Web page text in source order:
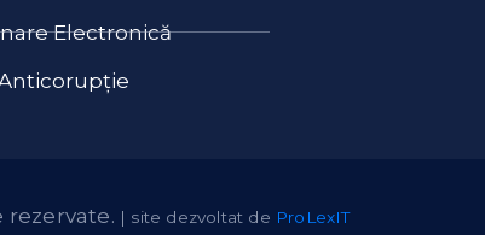
Electronică
rezervate. | site dezvoltat de ProLexIT